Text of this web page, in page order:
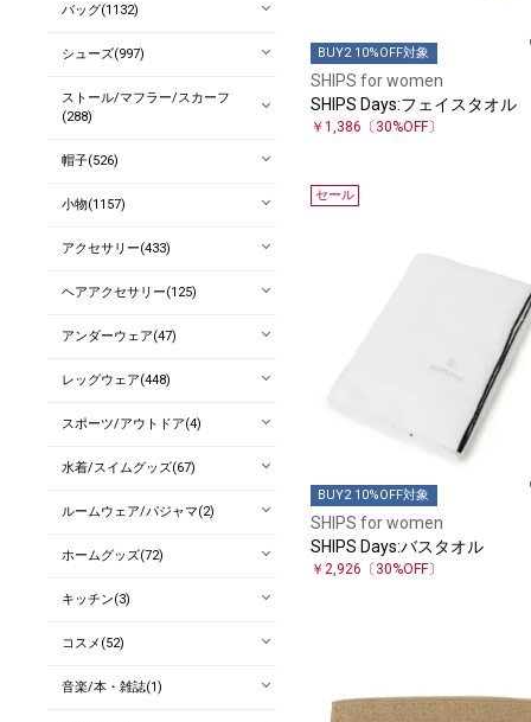
BUY2 10%OFF対象
SHIPS for women
SHIPS Days:フェイスタオル
￥1,386 〔30%OFF〕
セール
BUY2 10%OFF対象
SHIPS for women
SHIPS Days:バスタオル
￥2,926 〔30%OFF〕
バッグ(1132)
シューズ(997)
ストール/マフラー/スカーフ
(288)
帽子(526)
小物(1157)
アクセサリー(433)
ヘアアクセサリー(125)
アンダーウェア(47)
レッグウェア(448)
スポーツ/アウトドア(4)
水着/スイムグッズ(67)
ルームウェア/パジャマ(2)
ホームグッズ(72)
キッチン(3)
コスメ(52)
音楽/本・雑誌(1)